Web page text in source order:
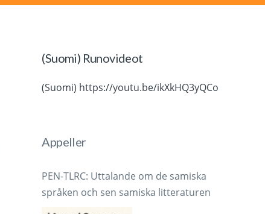
(Suomi) Runovideot
(Suomi) https://youtu.be/ikXkHQ3yQCo
Appeller
PEN-TLRC: Uttalande om de samiska
språken och sen samiska litteraturen